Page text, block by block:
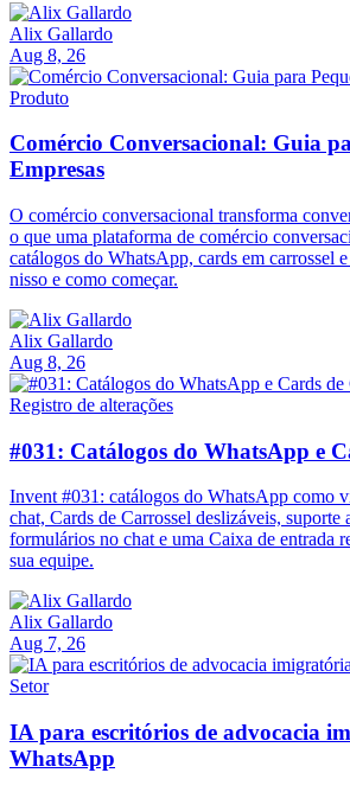
Alix Gallardo
Aug 8, 26
Produto
Comércio Conversacional: Guia
Empresas
O comércio conversacional transforma
o que uma plataforma de comércio
catálogos do WhatsApp, cards em carrossel
nisso e como começar.
Alix Gallardo
Aug 8, 26
Registro de alterações
#031: Catálogos do WhatsApp e
Invent #031: catálogos do WhatsApp como
chat, Cards de Carrossel deslizáveis, suporte
formulários no chat e uma Caixa de entrada
sua equipe.
Alix Gallardo
Aug 7, 26
Setor
IA para escritórios de advocacia
WhatsApp